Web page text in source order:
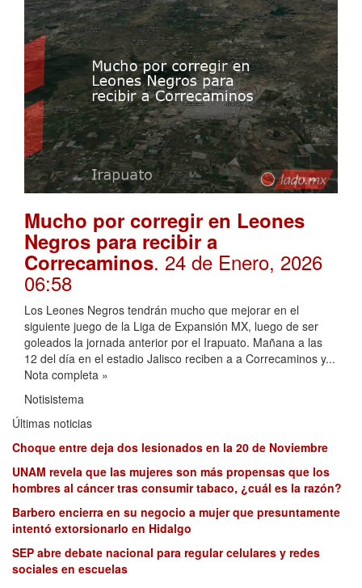
Mucho por corregir en Leones
Negros para recibir a
Correcaminos. 24 de Enero, 2026
06:58
Los Leones Negros tendrán mucho que mejorar en el
siguiente juego de la Liga de Expansión MX, luego de ser
goleados la jornada anterior por el Irapuato. Mañana a las
12 del día en el estadio Jalisco reciben a a Correcaminos y...
Nota completa »
Notisistema
Últimas noticias
Choque entre deja dos lesionados en la 20 de Noviembre
UNAM revela que las mujeres son más propensas que los
hombres al cáncer tras consumir tabaco, ¿cuál es la razón?
Barbero encierra en su negocio a mujer que presuntamente
intentó extorsionarlo en Hidalgo
SEP abre debate nacional para regular celulares y redes
sociales en escuelas